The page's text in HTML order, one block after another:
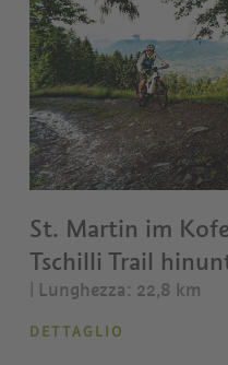
St. Martin im
Tschilli Trail
| Lunghezza: 22,8 km
DETTAGLIO